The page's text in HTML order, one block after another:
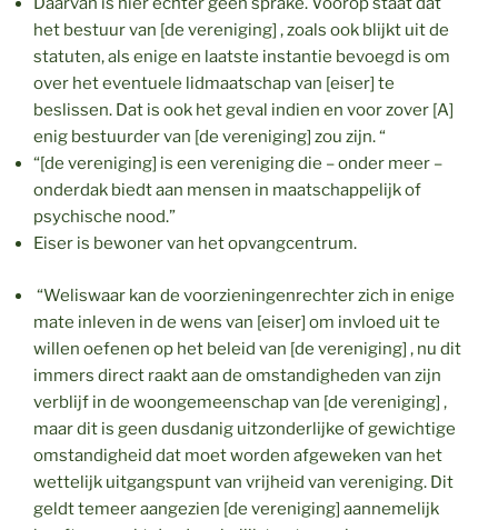
het bestuur van [de vereniging] , zoals ook blijkt uit de
statuten, als enige en laatste instantie bevoegd is om
over het eventuele lidmaatschap van [eiser] te
beslissen. Dat is ook het geval indien en voor zover [A]
enig bestuurder van [de vereniging] zou zijn. “
“[de vereniging] is een vereniging die – onder meer –
onderdak biedt aan mensen in maatschappelijk of
psychische nood.”
Eiser is bewoner van het opvangcentrum.
“Weliswaar kan de voorzieningenrechter zich in enige
mate inleven in de wens van [eiser] om invloed uit te
willen oefenen op het beleid van [de vereniging] , nu dit
immers direct raakt aan de omstandigheden van zijn
verblijf in de woongemeenschap van [de vereniging] ,
maar dit is geen dusdanig uitzonderlijke of gewichtige
omstandigheid dat moet worden afgeweken van het
wettelijk uitgangspunt van vrijheid van vereniging. Dit
geldt temeer aangezien [de vereniging] aannemelijk